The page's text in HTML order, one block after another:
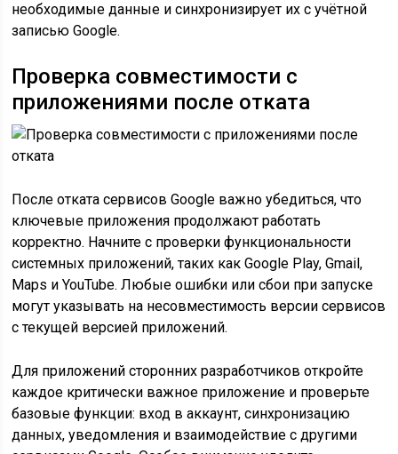
необходимые данные и синхронизирует их с учётной
записью Google.
Проверка совместимости с
приложениями после отката
После отката сервисов Google важно убедиться, что
ключевые приложения продолжают работать
корректно. Начните с проверки функциональности
системных приложений, таких как Google Play, Gmail,
Maps и YouTube. Любые ошибки или сбои при запуске
могут указывать на несовместимость версии сервисов
с текущей версией приложений.
Для приложений сторонних разработчиков откройте
каждое критически важное приложение и проверьте
базовые функции: вход в аккаунт, синхронизацию
данных, уведомления и взаимодействие с другими